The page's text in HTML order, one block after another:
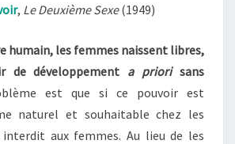
, Le Deuxième Sexe(1949)
humain, les femmes naissent libres,
de développement a priorisans
est que si ce pouvoir est
naturel et souhaitable chez les
aux femmes. Au lieu de les